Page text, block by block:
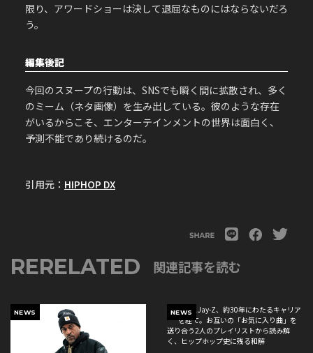
限り、アワードショーは決して退屈なものにはならないだろ
う。
編集後記
今回のスヌープの行動は、SNSでも瞬く間に拡散され、多く
のミーム（ネタ画像）を生み出している。彼のような存在
がいるからこそ、エンターテインメントの世界は面白く、
予測不能であり続けるのだ。
引用元： HIPHOP DX
RERELATED 関連記事を読む
NEWS NEWS